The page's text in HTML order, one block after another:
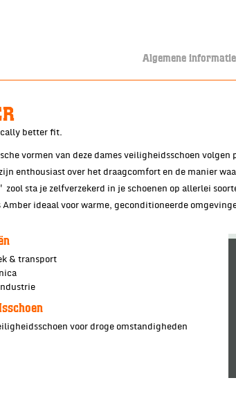
Algemene informatie
better fit.
vormen van deze dames veiligheidsschoen
enthousiast over het draagcomfort en de manier
sta je zelfverzekerd in je schoenen op allerlei
ideaal voor warme, geconditioneerde
& transport
voor droge omstandigheden